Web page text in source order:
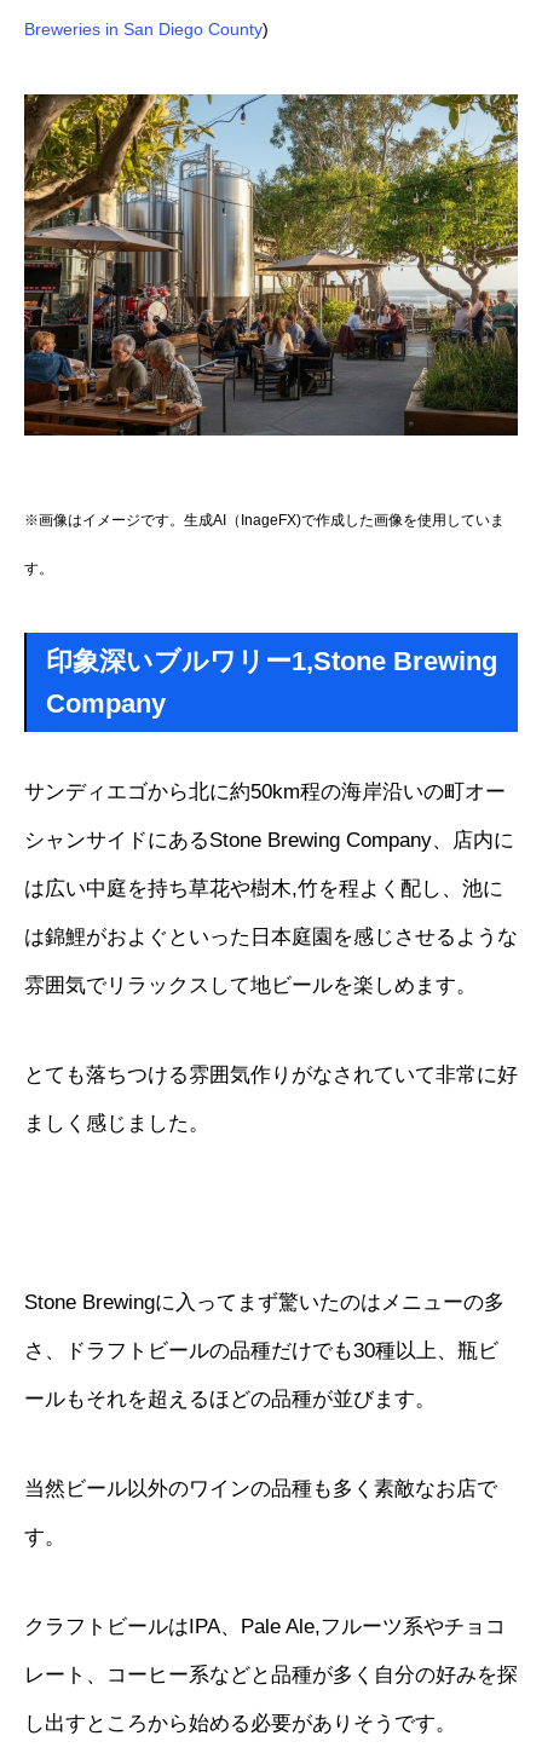
Breweries in San Diego County)
※画像はイメージです。生成AI（InageFX)で作成した画像を使用していま
す。
印象深いブルワリー1,Stone Brewing
Company
サンディエゴから北に約50km程の海岸沿いの町オー
シャンサイドにあるStone Brewing Company、店内に
は広い中庭を持ち草花や樹木,竹を程よく配し、池に
は錦鯉がおよぐといった日本庭園を感じさせるような
雰囲気でリラックスして地ビールを楽しめます。
とても落ちつける雰囲気作りがなされていて非常に好
ましく感じました。
Stone Brewingに入ってまず驚いたのはメニューの多
さ、ドラフトビールの品種だけでも30種以上、瓶ビ
ールもそれを超えるほどの品種が並びます。
当然ビール以外のワインの品種も多く素敵なお店で
す。
クラフトビールはIPA、Pale Ale,フルーツ系やチョコ
レート、コーヒー系などと品種が多く自分の好みを探
し出すところから始める必要がありそうです。